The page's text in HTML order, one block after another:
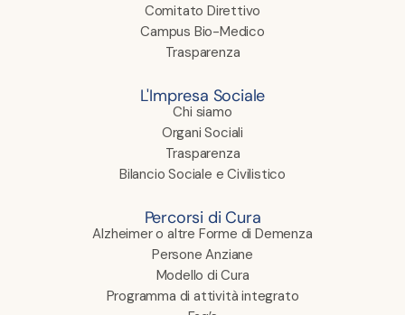
Comitato Direttivo
Campus Bio-Medico
Trasparenza
L'Impresa Sociale
Chi siamo
Organi Sociali
Trasparenza
Bilancio Sociale e Civilistico
Percorsi di Cura
Alzheimer o altre Forme di Demenza
Persone Anziane
Modello di Cura
Programma di attività integrato